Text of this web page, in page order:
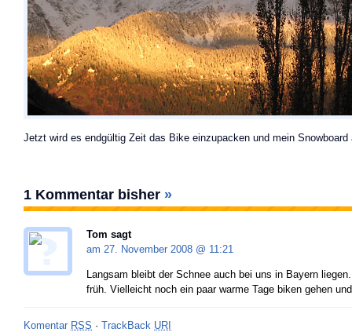
Jetzt wird es endgültig Zeit das Bike einzupacken und mein
1 Kommentar bisher »
Tom sagt
am 27. November 2008 @ 11:21
Langsam bleibt der Schnee auch bei uns in Bayern
früh. Vielleicht noch ein paar warme Tage biken gehen
Komentar RSS · TrackBack URI